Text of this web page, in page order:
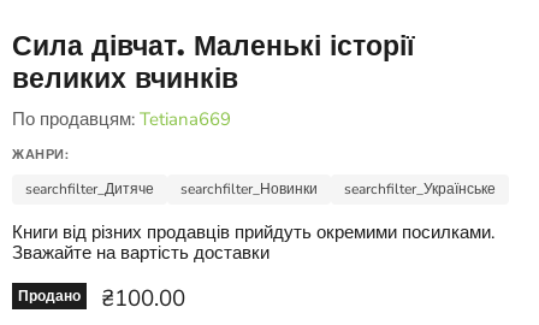
Сила дівчат. Маленькі історії
великих вчинків
По продавцям: Tetiana669
ЖАНРИ:
searchfilter_Дитяче searchfilter_Новинки searchfilter_Українське
Книги від різних продавців прийдуть окремими посилками.
Зважайте на вартість доставки
Продано Ціна зараз
₴100.00